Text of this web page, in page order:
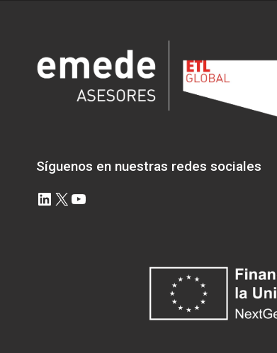
Síguenos en nuestras redes sociales
LinkedIn
X YouTube